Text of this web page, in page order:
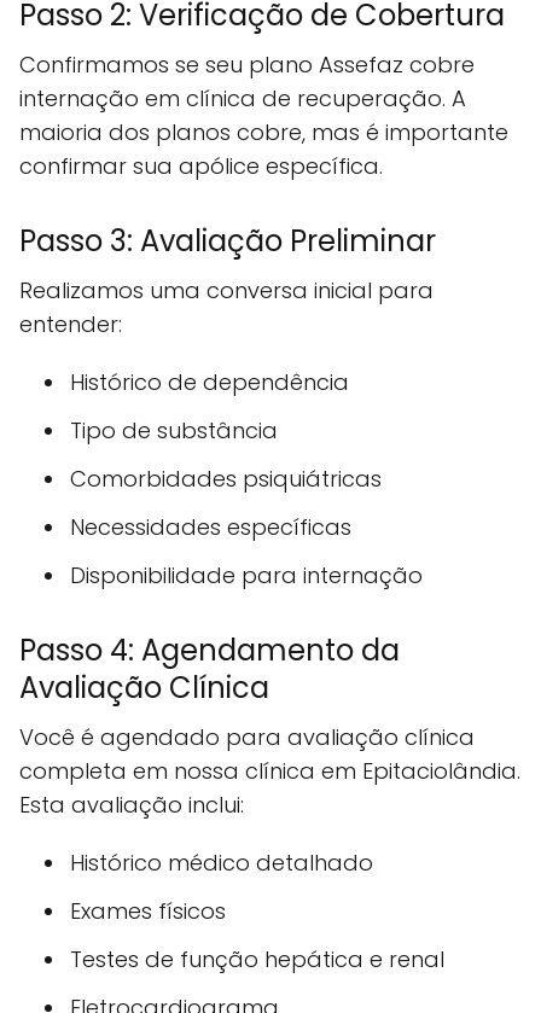
Passo 2: Verificação de Cobertura
Confirmamos se seu plano Assefaz cobre
internação em clínica de recuperação. A
maioria dos planos cobre, mas é importante
confirmar sua apólice específica.
Passo 3: Avaliação Preliminar
Realizamos uma conversa inicial para
entender:
Histórico de dependência
Tipo de substância
Comorbidades psiquiátricas
Necessidades específicas
Disponibilidade para internação
Passo 4: Agendamento da
Avaliação Clínica
Você é agendado para avaliação clínica
completa em nossa clínica em Epitaciolândia.
Esta avaliação inclui:
Histórico médico detalhado
Exames físicos
Testes de função hepática e renal